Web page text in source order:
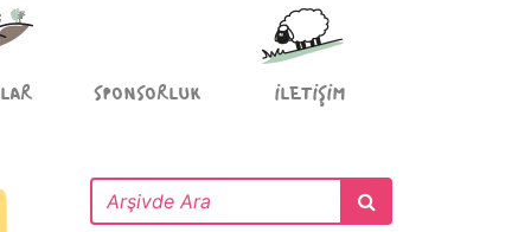
SPONSORLUK İLETİŞİM